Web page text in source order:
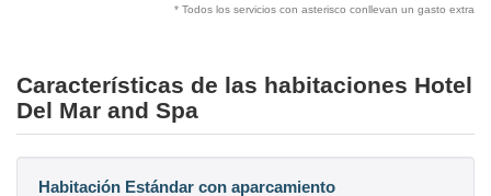
* Todos los servicios con asterisco conllevan un gasto extra
Características de las habitaciones Hotel
Del Mar and Spa
Habitación Estándar con aparcamiento